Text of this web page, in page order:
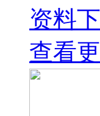
资料
查看